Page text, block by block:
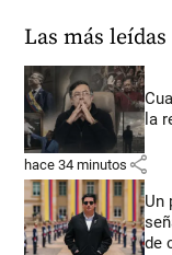
Las más leídas
la
hace 34 minutos share
Un
de